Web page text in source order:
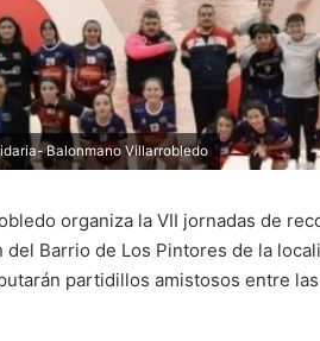
Balonmano Villarrobledo
organiza la VII jornadas de
Barrio de Los Pintores de la
partidillos amistosos entre